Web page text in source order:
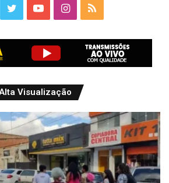
TwitterYouTubeInstagram
RSS
Visualização